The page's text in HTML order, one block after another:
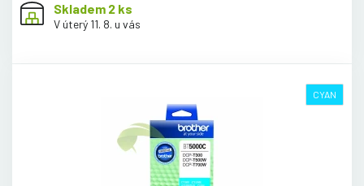
Skladem 2 ks
V úterý 11. 8. u vás
CYAN